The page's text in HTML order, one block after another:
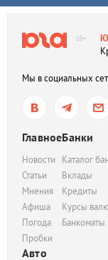
18+
Мы в социальных
Главное
Новости
Статьи
Мнения
Афиша
Погода
Пробки
Банки
Каталог
Вклады
Кредиты
Курсы
Банкоматы
Авто